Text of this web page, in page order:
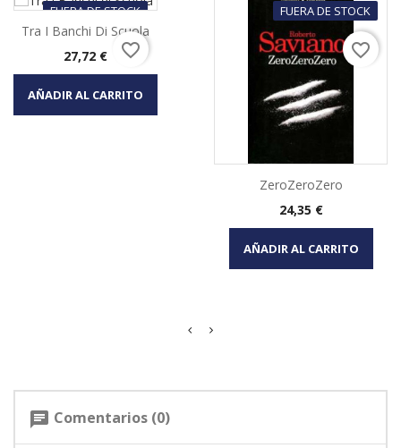
FUERA DE STOCK
Tra I Banchi Di Scuola
Precio
27,72 €
AÑADIR AL CARRITO
favorite_border
FUERA DE STOCK
ZeroZeroZero
Precio
24,35 €
AÑADIR AL CARRITO
favorite_border
chat Comentarios (0)